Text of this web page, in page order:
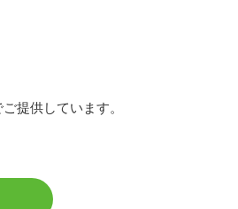
提供しています。